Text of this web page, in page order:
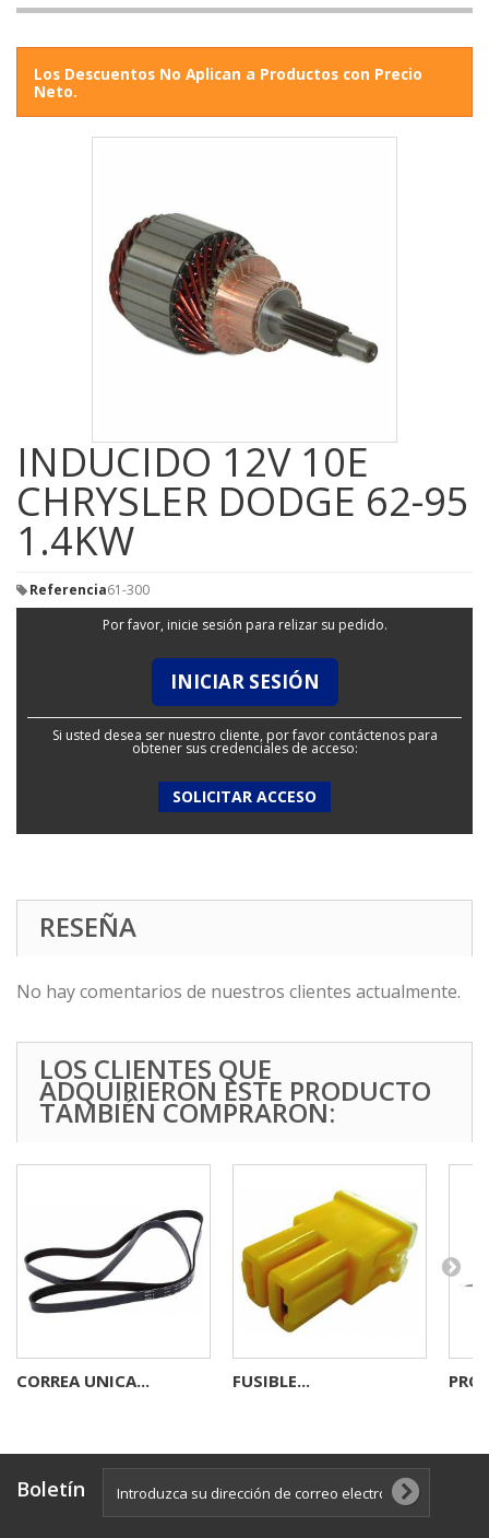
Los Descuentos No Aplican a Productos con Precio
Neto.
INDUCIDO 12V 10E
CHRYSLER DODGE 62-95
1.4KW
Referencia61-300
Por favor, inicie sesión para relizar su pedido.
INICIAR SESIÓN
Si usted desea ser nuestro cliente, por favor contáctenos para
obtener sus credenciales de acceso:
SOLICITAR ACCESO
RESEÑA
No hay comentarios de nuestros clientes actualmente.
LOS CLIENTES QUE
ADQUIRIERON ESTE PRODUCTO
TAMBIÉN COMPRARON:
CORREA UNICA... FUSIBLE...
Boletín